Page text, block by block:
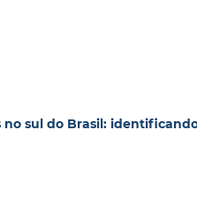
sul do Brasil: